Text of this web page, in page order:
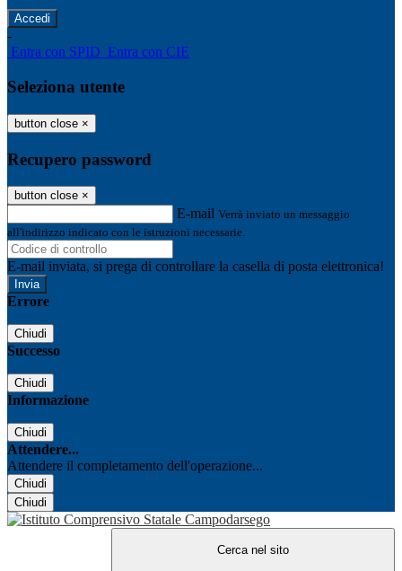
-
Entra con SPID Entra con CIE
Seleziona utente
button close ×
Recupero password
button close ×
E-mail Verrà inviato un messaggio
all'indirizzo indicato con le istruzioni necessarie.
E-mail inviata, si prega di controllare la casella di posta elettronica!
Errore
Chiudi
Successo
Chiudi
Informazione
Chiudi
Attendere...
Attendere il completamento dell'operazione...
Chiudi
Chiudi
Cerca nel sito